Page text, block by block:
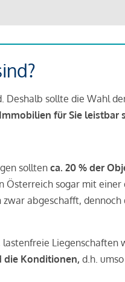
Deshalb sollte die Wahl
für Sie leistbar
sollten ca. 20 % der
Österreich sogar mit
abgeschafft, dennoch
Liegenschaften
die Konditionen, d.h.